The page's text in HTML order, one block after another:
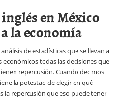
en México
la economía
de estadísticas que se llevan a
económicos todas las decisiones que
repercusión. Cuando decimos
la potestad de elegir en qué
la repercusión que eso puede tener